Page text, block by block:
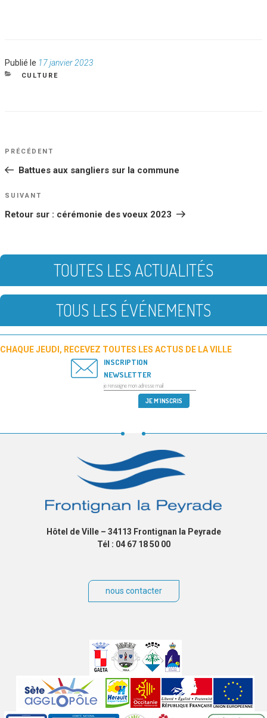
Publié le Publié
le
17 janvier 2023
CATÉGORIES
CULTURE
NAVIGATION
DE
Article
PRÉCÉDENT
Battues aux sangliers sur la commune
Article
SUIVANT
Retour sur : cérémonie des voeux 2023
TOUTES LES ACTUALITÉS
TOUS LES ÉVÉNEMENTS
CHAQUE JEUDI, RECEVEZ TOUTES LES ACTUS DE LA VILLE
INSCRIPTION
NEWSLETTER
Hôtel de Ville – 34113 Frontignan la Peyrade
Tél : 04 67 18 50 00
nous contacter
partenaires